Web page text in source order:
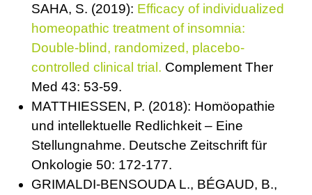
SAHA, S. (2019): Efficacy of individualized
homeopathic treatment of insomnia:
Double-blind, randomized, placebo-
controlled clinical trial. Complement Ther
Med 43: 53-59.
MATTHIESSEN, P. (2018): Homöopathie
und intellektuelle Redlichkeit – Eine
Stellungnahme. Deutsche Zeitschrift für
Onkologie 50: 172-177.
GRIMALDI-BENSOUDA L., BÉGAUD, B.,